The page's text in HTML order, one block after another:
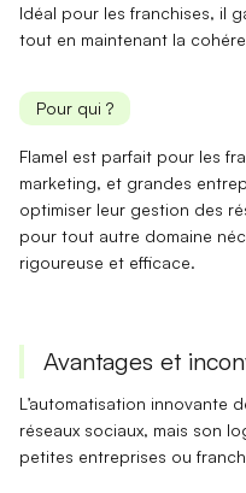
Idéal pour les franchises, il
tout en maintenant la
Pour qui ?
Flamel est parfait pour les
marketing, et grandes
optimiser leur gestion des
pour tout autre domaine
rigoureuse et efficace.
Avantages et
L’automatisation innovante
réseaux sociaux, mais son
petites entreprises ou